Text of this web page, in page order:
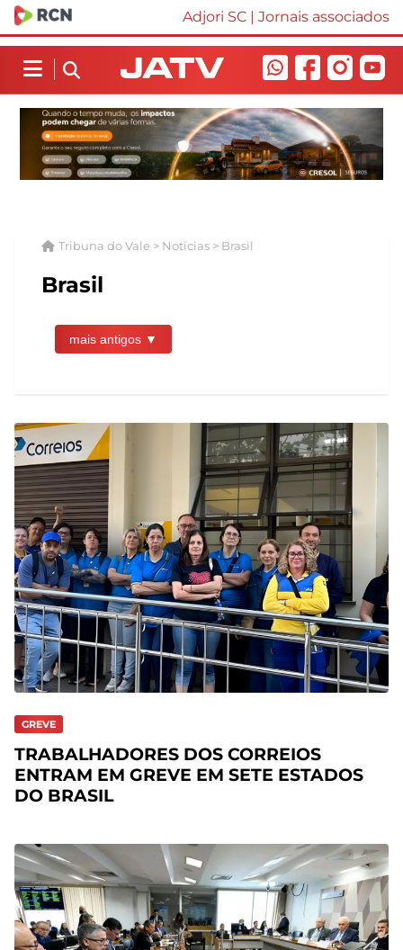
Adjori SC | Jornais associados
Tribuna do Vale > Notícias > Brasil
Brasil
mais antigos ▼
GREVE
TRABALHADORES DOS CORREIOS
ENTRAM EM GREVE EM SETE ESTADOS
DO BRASIL